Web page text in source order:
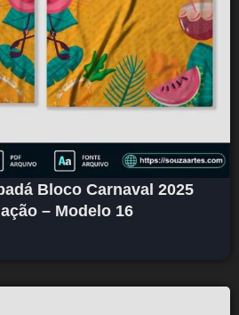
Bloco Carnaval 2025
– Modelo 16